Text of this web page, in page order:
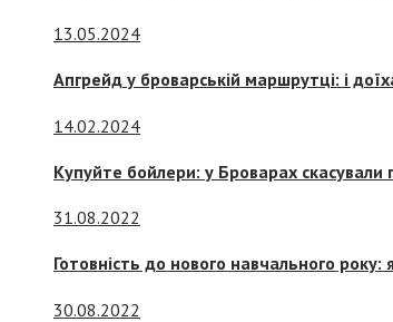
13.05.2024
Апгрейд у броварській маршрутці: і
14.02.2024
Купуйте бойлери: у Броварах
31.08.2022
Готовність до нового навчального
30.08.2022